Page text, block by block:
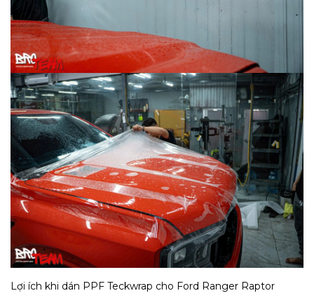
Lợi ích khi dán PPF Teckwrap cho Ford Ranger Raptor